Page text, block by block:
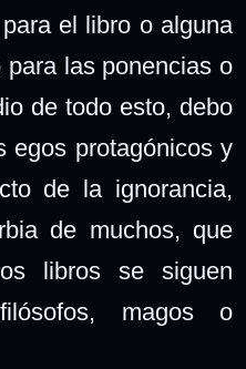
el libro o alguna
las ponencias o
de todo esto, debo
egos protagónicos y
de la ignorancia,
de muchos, que
libros se siguen
magos o